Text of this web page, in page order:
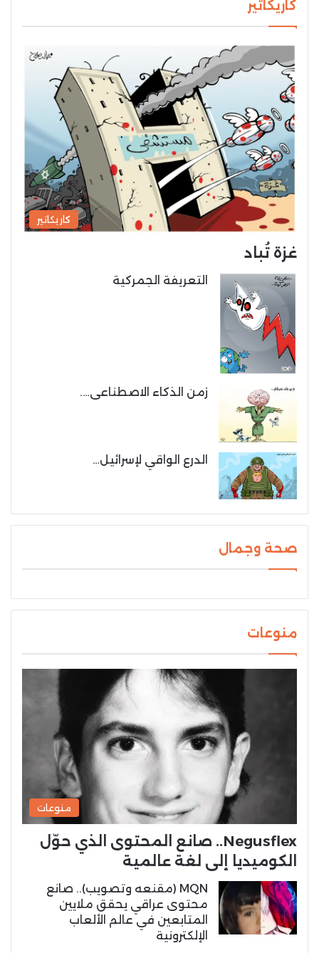
كاريكاتير
كاريكاتير
غزة تُباد
التعريفة الجمركية
زمن الذكاء الاصطناعى….
الدرع الواقي لإسرائيل…
صحة وجمال
منوعات
منوعات
Negusflex.. صانع المحتوى الذي حوّل
الكوميديا إلى لغة عالمية
MQN (مقنعه وتصويب).. صانع
محتوى عراقي يحقق ملايين
المتابعين في عالم الألعاب
الإلكترونية